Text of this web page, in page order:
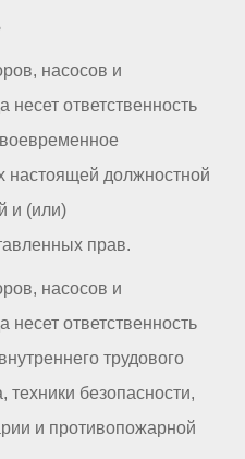
насосов и
несет ответственность
должностной
и (или)
прав.
насосов и
несет ответственность
трудового
техники безопасности,
и противопожарной